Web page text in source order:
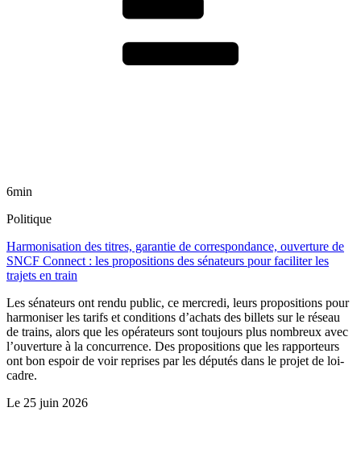
6min
Politique
Harmonisation des titres, garantie de correspondance, ouverture de
SNCF Connect : les propositions des sénateurs pour faciliter les
trajets en train
Les sénateurs ont rendu public, ce mercredi, leurs propositions pour
harmoniser les tarifs et conditions d’achats des billets sur le réseau
de trains, alors que les opérateurs sont toujours plus nombreux avec
l’ouverture à la concurrence. Des propositions que les rapporteurs
ont bon espoir de voir reprises par les députés dans le projet de loi-
cadre.
Le 25 juin 2026